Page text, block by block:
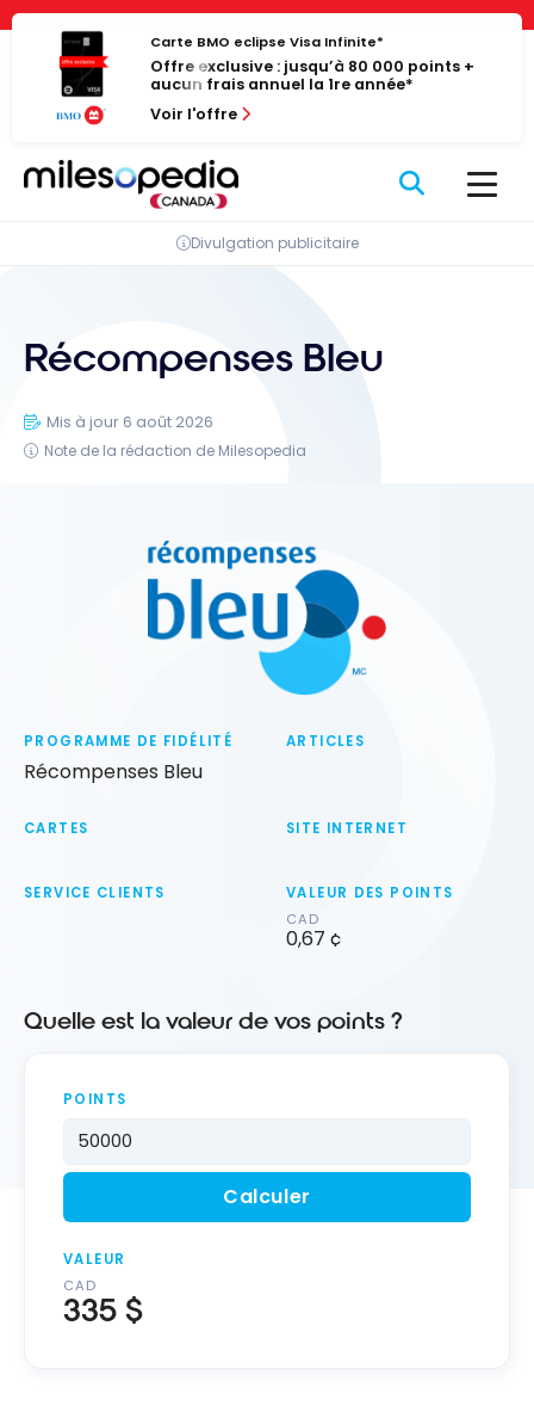
Panneau de gestion des cookies
Passer
contenu
Carte BMO eclipse Visa Infinite*
Offre exclusive : jusqu’à 80 000 points +
aucun frais annuel la 1re année*
Voir l'offre
Divulgation publicitaire
Récompenses Bleu
Mis à jour 6 août 2026
Note de la rédaction de Milesopedia
PROGRAMME DE FIDÉLITÉ
Récompenses Bleu
ARTICLES
CARTES SITE INTERNET
SERVICE CLIENTS
VALEUR DES POINTS
CAD
0,67 ¢
Quelle est la valeur de vos points ?
POINTS
Calculer
VALEUR
CAD
335 $